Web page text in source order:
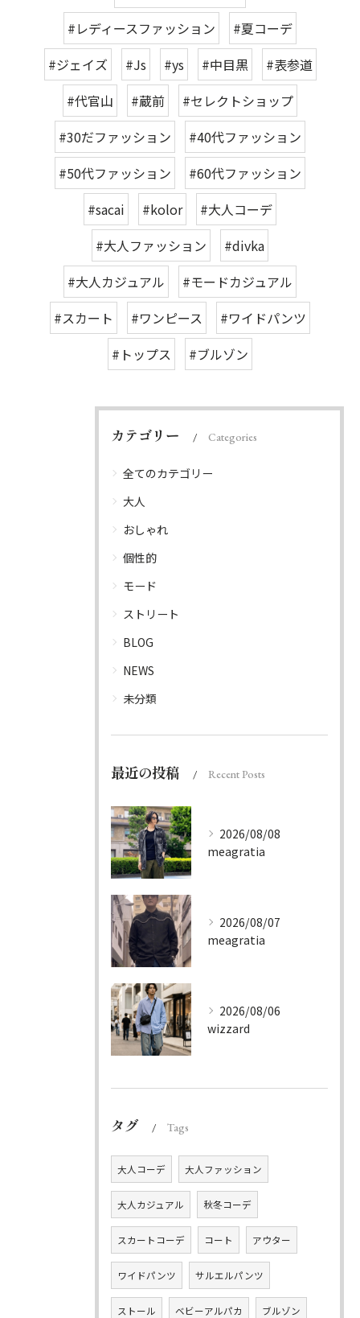
#レディースファッション
#夏コーデ
#ジェイズ
#Js #ys #中目黒
#表参道
#代官山
#蔵前
#セレクトショップ
#30だファッション
#40代ファッション
#50代ファッション
#60代ファッション
#sacai
#kolor
#大人コーデ
#大人ファッション
#divka
#大人カジュアル
#モードカジュアル
#スカート
#ワンピース
#ワイドパンツ
#トップス
#ブルゾン
カテゴリー Categories
全てのカテゴリー
大人
おしゃれ
個性的
モード
ストリート
BLOG
NEWS
未分類
最近の投稿 Recent Posts
2026/08/08
meagratia
2026/08/07
meagratia
2026/08/06
wizzard
タグ Tags
大人コーデ 大人ファッション
大人カジュアル 秋冬コーデ
スカートコーデ コート アウター
ワイドパンツ サルエルパンツ
ストール ベビーアルパカ ブルゾン